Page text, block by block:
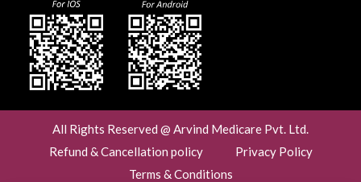
All Rights Reserved @ Arvind Medicare Pvt. Ltd.
Refund & Cancellation policy
Privacy Policy
Terms & Conditions